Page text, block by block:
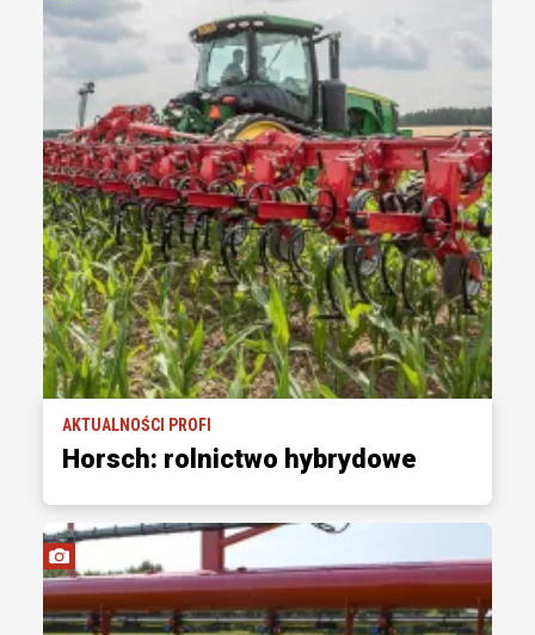
AKTUALNOŚCI PROFI
Horsch: rolnictwo hybrydowe